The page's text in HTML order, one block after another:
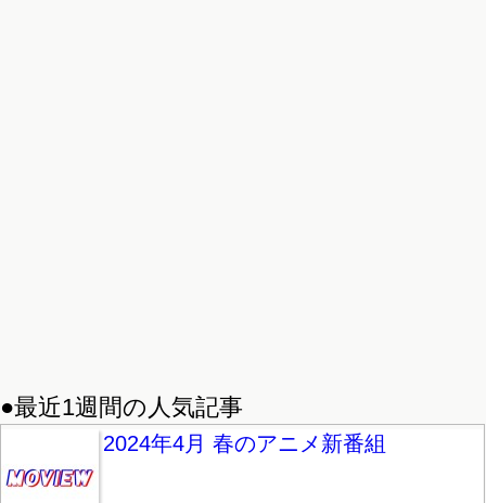
●最近1週間の人気記事
2024年4月 春のアニメ新番組